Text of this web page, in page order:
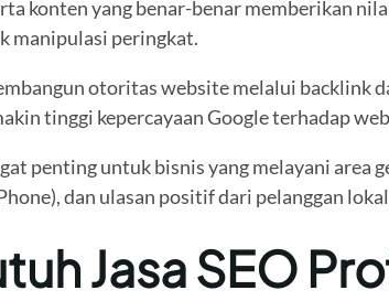
konten yang benar-benar memberikan
manipulasi peringkat.
otoritas website melalui backlink
tinggi kepercayaan Google terhadap
penting untuk bisnis yang melayani
dan ulasan positif dari pelanggan
Jasa SEO